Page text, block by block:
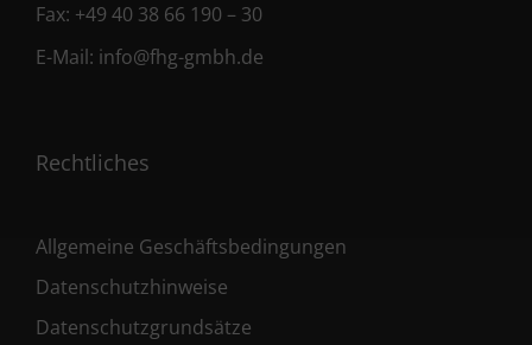
Fax: +49 40 38 66 190 – 30
E-Mail: info@fhg-gmbh.de
Rechtliches
Allgemeine Geschäftsbedingungen
Datenschutzhinweise
Datenschutzgrundsätze